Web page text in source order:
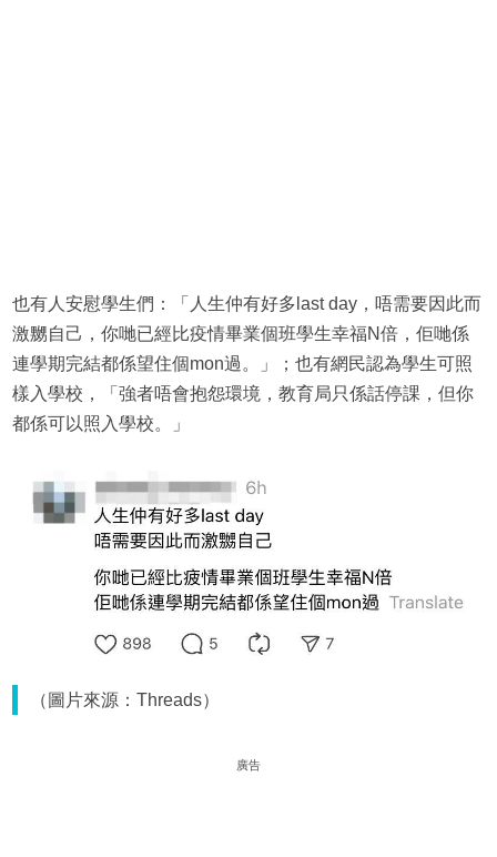
也有人安慰學生們：「人生仲有好多last day，唔需要因此而
激嬲自己，你哋已經比疫情畢業個班學生幸福N倍，佢哋係
連學期完結都係望住個mon過。」；也有網民認為學生可照
樣入學校，「強者唔會抱怨環境，教育局只係話停課，但你
都係可以照入學校。」
（圖片來源：Threads）
廣告